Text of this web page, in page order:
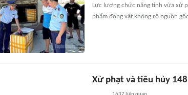
Lực lượng chức năng tỉnh vừa xử
phẩm động vật không rõ nguồn
Xử phạt và tiêu hủy